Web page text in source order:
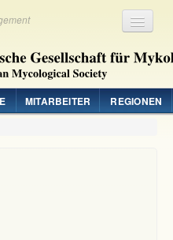
MITARBEITER REGIONEN